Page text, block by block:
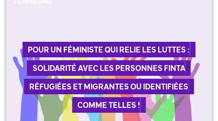
POUR UN FÉMINISTE QUI RELIE LES LUTTES :
SOLIDARITÉ AVEC LES PERSONNES FINTA
RÉFUGIÉES ET MIGRANTES OU IDENTIFIÉES
COMME TELLES !